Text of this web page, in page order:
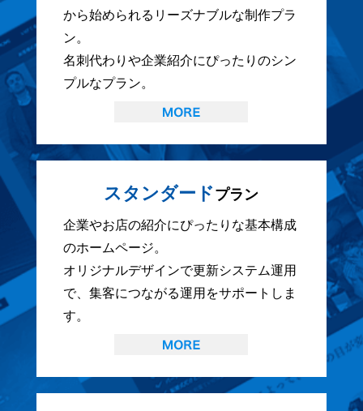
から始められるリーズナブルな制作プラ
ン。
名刺代わりや企業紹介にぴったりのシン
プルなプラン。
スタンダードプラン
企業やお店の紹介にぴったりな基本構成
のホームページ。
オリジナルデザインで更新システム運用
で、集客につながる運用をサポートしま
す。